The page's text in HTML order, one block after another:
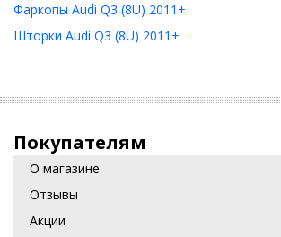
Фаркопы Audi Q3 (8U) 2011+
Шторки Audi Q3 (8U) 2011+
Покупателям
О магазине
Отзывы
Акции